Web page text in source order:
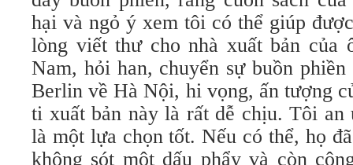
hại và ngỏ ý xem tôi có thể giúp
lòng viết thư cho nhà xuất bản của
Nam, hỏi han, chuyển sự buồn
Berlin về Hà Nội, hi vọng, ấn tượng
ti xuất bản này là rất dễ chịu. Tôi an
là một lựa chọn tốt. Nếu có thể, họ
không sót một dấu phẩy và còn